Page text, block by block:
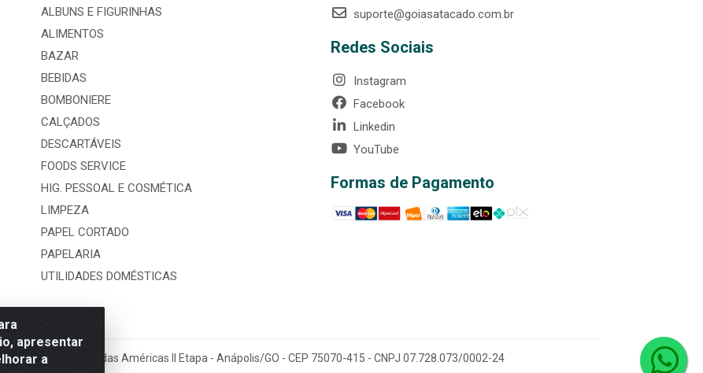
apresentar
a
ALBUNS E FIGURINHAS
ALIMENTOS
BAZAR
BEBIDAS
BOMBONIERE
CALÇADOS
DESCARTÁVEIS
FOODS SERVICE
HIG. PESSOAL E COSMÉTICA
LIMPEZA
PAPEL CORTADO
PAPELARIA
UTILIDADES DOMÉSTICAS
suporte@goiasatacado.com.br
Redes Sociais
Instagram
Facebook
Linkedin
YouTube
Formas de Pagamento
nº 3860, Jardim das Américas II Etapa - Anápolis/GO - CEP 75070-415 - CNPJ 07.728.073/0002-24